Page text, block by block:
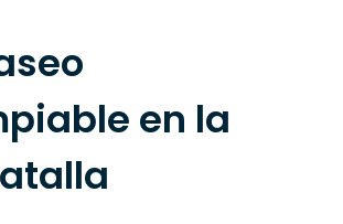
en la